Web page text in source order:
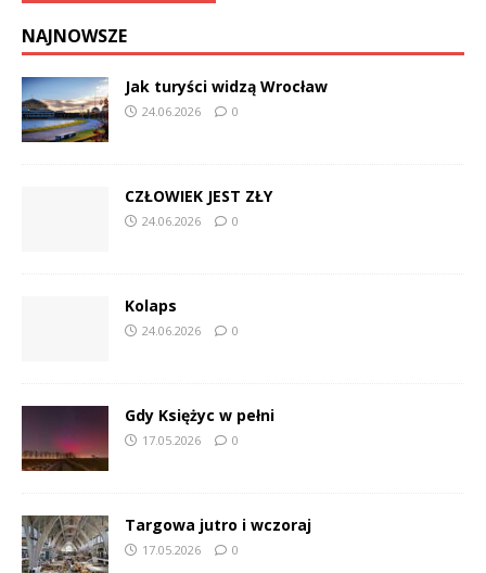
NAJNOWSZE
Jak turyści widzą Wrocław
24.06.2026 0
CZŁOWIEK JEST ZŁY
24.06.2026 0
Kolaps
24.06.2026 0
Gdy Księżyc w pełni
17.05.2026 0
Targowa jutro i wczoraj
17.05.2026 0